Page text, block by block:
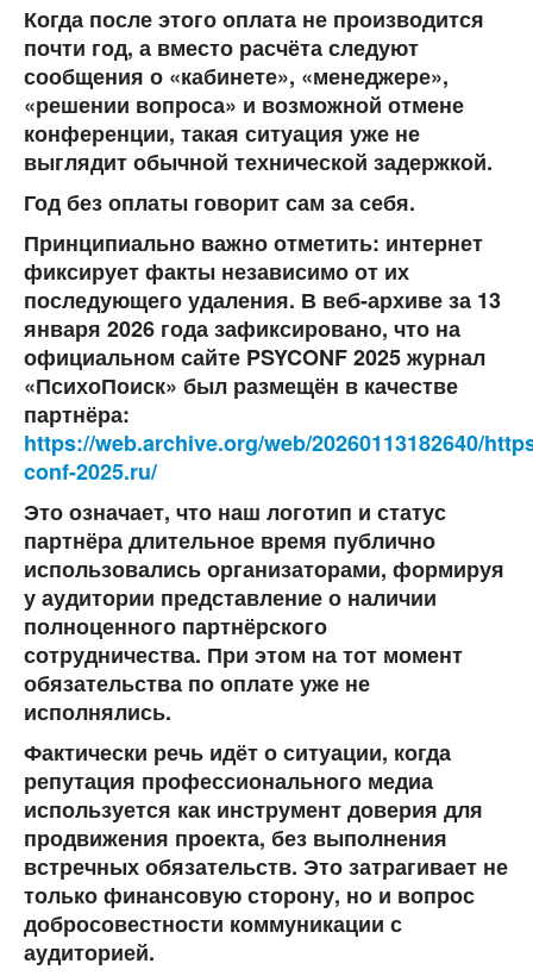
Когда после этого оплата не производится
почти год, а вместо расчёта следуют
сообщения о «кабинете», «менеджере»,
«решении вопроса» и возможной отмене
конференции, такая ситуация уже не
выглядит обычной технической задержкой.
Год без оплаты говорит сам за себя.
Принципиально важно отметить: интернет
фиксирует факты независимо от их
последующего удаления. В веб-архиве за 13
января 2026 годазафиксировано, что на
официальном сайте PSYCONF 2025 журнал
«ПсихоПоиск» был размещён в качестве
партнёра:
https://web.archive.org/web/20260113182640/
conf-2025.ru/
Это означает, что наш логотип и статус
партнёрадлительное время публично
использовались организаторами, формируя
у аудитории представление о наличии
полноценного партнёрского
сотрудничества. При этом на тот момент
обязательства по оплате уже не
исполнялись.
Фактически речь идёт о ситуации, когда
репутация профессионального медиа
используется как инструмент доверия для
продвижения проекта, без выполнения
встречных обязательств. Это затрагивает не
только финансовую сторону, но и вопрос
добросовестности коммуникации с
аудиторией.